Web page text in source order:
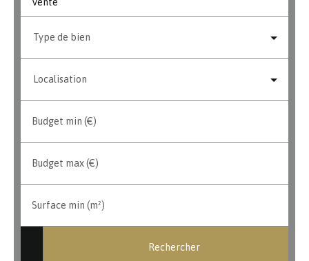
Type de bien
Localisation
Budget min (€)
Budget max (€)
Surface min (m²)
Rechercher